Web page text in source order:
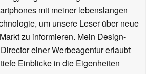
mit meiner lebenslangen
um unsere Leser über neue
zu informieren. Mein Design-
einer Werbeagentur erlaubt
Einblicke in die Eigenheiten